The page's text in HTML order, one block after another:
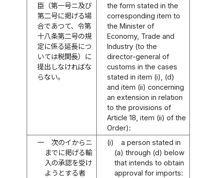
臣（第一号ニ及び
第二号に掲げる場
合であつて、令第
十八条第二号の規
定に係る延長につ
いては税関長）に
提出しなければな
らない。
the form stated in the
corresponding item to
the Minister of
Economy, Trade and
Industry (to the
director-general of
customs in the cases
stated in item (i), (d)
and item (ii) concerning
an extension in relation
to the provisions of
Article 18, item (ii) of the
Order):
一
次のイからニ
までに掲げる輸
入の承認を受け
ようとする者
(i)
a person stated in
(a) through (d) below
that intends to obtain
approval for imports: